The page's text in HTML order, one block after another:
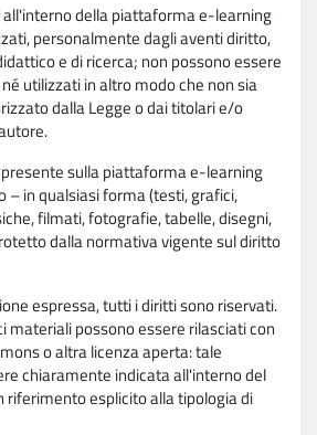
della piattaforma e-learning
personalmente dagli aventi diritto,
e di ricerca; non possono essere
utilizzati in altro modo che non sia
dalla Legge o dai titolari e/o
sulla piattaforma e-learning
– in qualsiasi forma (testi, grafici,
filmati, fotografie, tabelle, disegni,
dalla normativa vigente sul diritto
espressa, tutti i diritti sono riservati.
materiali possono essere rilasciati con
o altra licenza aperta: tale
chiaramente indicata all'interno del
riferimento esplicito alla tipologia di